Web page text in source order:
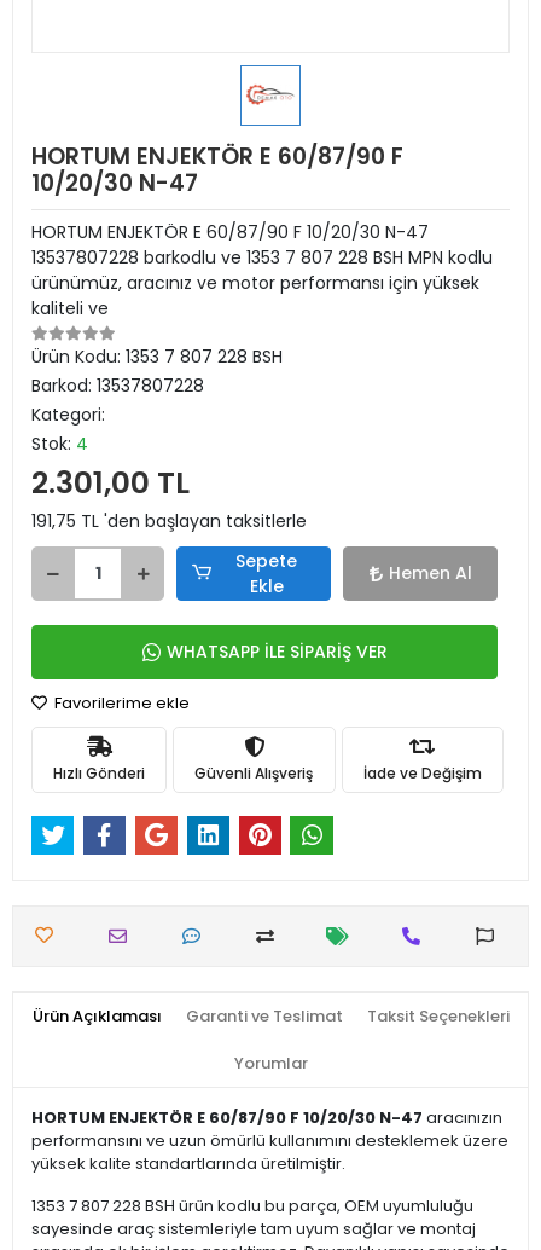
HORTUM ENJEKTÖR E 60/87/90 F
10/20/30 N-47
HORTUM ENJEKTÖR E 60/87/90 F 10/20/30 N-47
13537807228 barkodlu ve 1353 7 807 228 BSH MPN kodlu
ürünümüz, aracınız ve motor performansı için yüksek
kaliteli ve
Ürün Kodu: 1353 7 807 228 BSH
Barkod: 13537807228
Kategori:
Stok: 4
2.301,00 TL
191,75 TL 'den başlayan taksitlerle
Sepete
Ekle
Hemen Al
WHATSAPP İLE SİPARİŞ VER
Favorilerime ekle
Hızlı Gönderi Güvenli Alışveriş İade ve Değişim
Ürün Açıklaması Garanti ve Teslimat Taksit Seçenekleri
Yorumlar
HORTUM ENJEKTÖR E 60/87/90 F 10/20/30 N-47 aracınızın
performansını ve uzun ömürlü kullanımını desteklemek üzere
yüksek kalite standartlarında üretilmiştir.
1353 7 807 228 BSH ürün kodlu bu parça, OEM uyumluluğu
sayesinde araç sistemleriyle tam uyum sağlar ve montaj